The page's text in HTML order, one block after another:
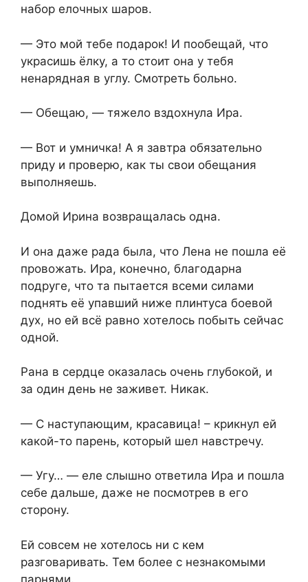
набор елочных шаров.
— Это мой тебе подарок! И пообещай, что
украсишь ёлку, а то стоит она у тебя
ненарядная в углу. Смотреть больно.
— Обещаю, — тяжело вздохнула Ира.
— Вот и умничка! А я завтра обязательно
приду и проверю, как ты свои обещания
выполняешь.
Домой Ирина возвращалась одна.
И она даже рада была, что Лена не пошла её
провожать. Ира, конечно, благодарна
подруге, что та пытается всеми силами
поднять её упавший ниже плинтуса боевой
дух, но ей всё равно хотелось побыть сейчас
одной.
Рана в сердце оказалась очень глубокой, и
за один день не заживет. Никак.
— С наступающим, красавица! – крикнул ей
какой-то парень, который шел навстречу.
— Угу… — еле слышно ответила Ира и пошла
себе дальше, даже не посмотрев в его
сторону.
Ей совсем не хотелось ни с кем
разговаривать. Тем более с незнакомыми
парнями.